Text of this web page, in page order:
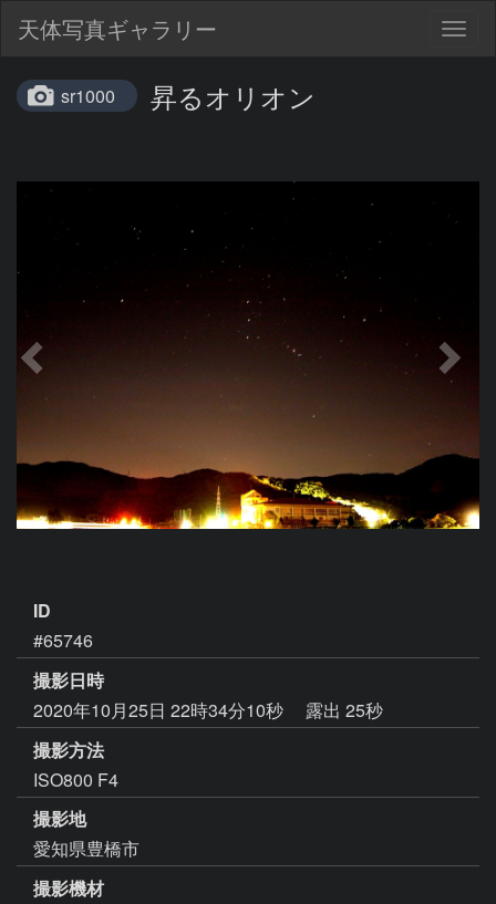
天体写真ギャラリー
sr1000 昇るオリオン
ID
#65746
撮影日時
2020年10月25日 22時34分10秒
露出 25秒
撮影方法
ISO800 F4
撮影地
愛知県豊橋市
撮影機材